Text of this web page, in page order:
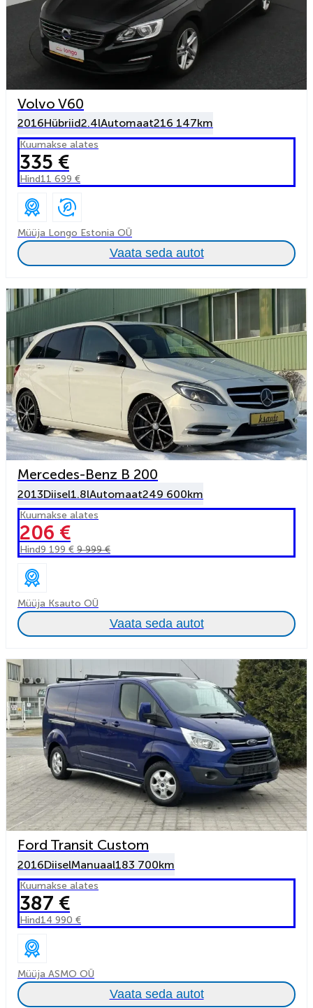
Volvo V60
2016Hübriid2.4lAutomaat216 147km
Kuumakse alates
335 €
Hind11 699 €
Müüja Longo Estonia OÜ
Vaata seda autot
Mercedes-Benz B 200
2013Diisel1.8lAutomaat249 600km
Kuumakse alates
206 €
Hind9 199 € 9 999 €
Müüja Ksauto OÜ
Vaata seda autot
Ford Transit Custom
2016DiiselManuaal183 700km
Kuumakse alates
387 €
Hind14 990 €
Müüja ASMO OÜ
Vaata seda autot